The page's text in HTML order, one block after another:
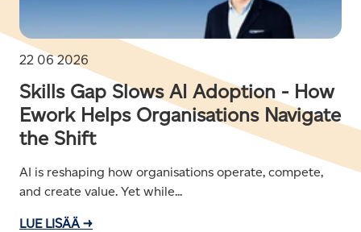
22 06 2026
Skills Gap Slows AI Adoption - How
Ework Helps Organisations Navigate
the Shift
AI is reshaping how organisations operate, compete,
and create value. Yet while...
LUE LISÄÄ →